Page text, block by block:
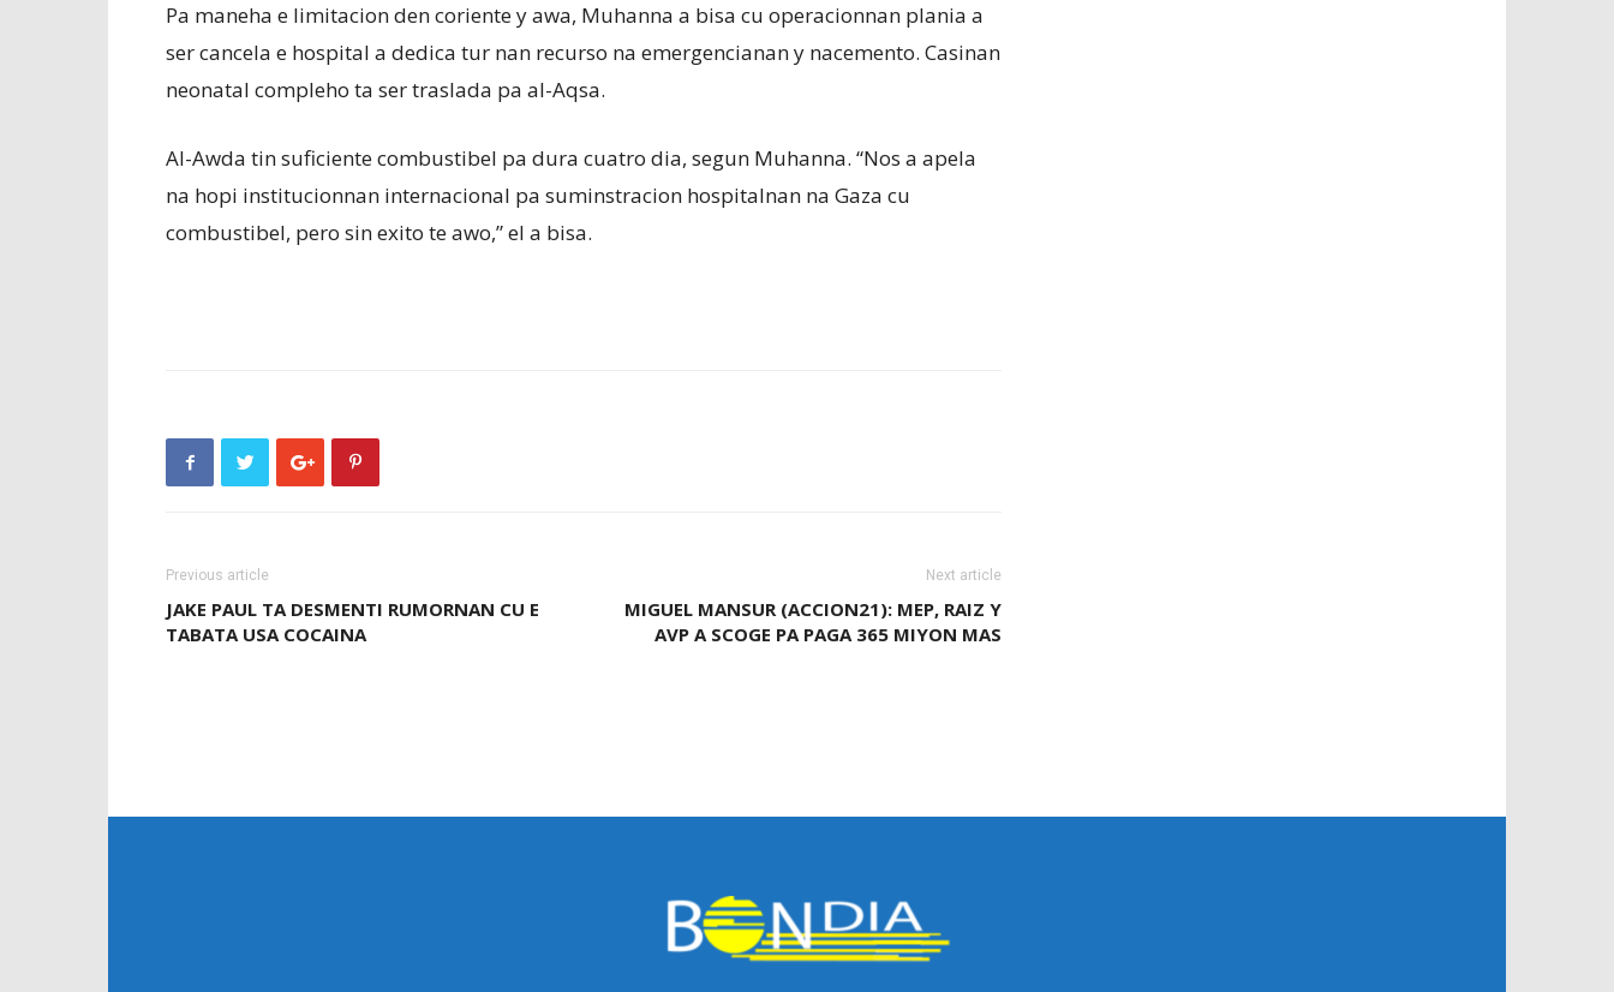
Pa maneha e limitacion den coriente y awa, Muhanna a bisa cu operacionnan plania a
ser cancela e hospital a dedica tur nan recurso na emergencianan y nacemento. Casinan
neonatal compleho ta ser traslada pa al-Aqsa.
Al-Awda tin suficiente combustibel pa dura cuatro dia, segun Muhanna. “Nos a apela
na hopi institucionnan internacional pa suminstracion hospitalnan na Gaza cu
combustibel, pero sin exito te awo,” el a bisa.
Previous article
JAKE PAUL TA DESMENTI RUMORNAN CU E
TABATA USA COCAINA
Next article
MIGUEL MANSUR (ACCION21): MEP, RAIZ Y
AVP A SCOGE PA PAGA 365 MIYON MAS